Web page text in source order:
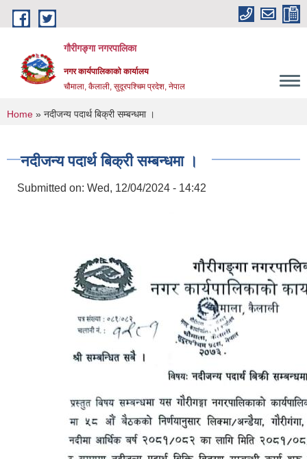
Skip to main content
गौरीगङ्गा नगरपालिका
नगर कार्यपालिकाको कार्यालय
चौमाला, कैलाली, सुदूरपश्चिम प्रदेश, नेपाल
You are here
Home » नदीजन्य पदार्थ बिक्री सम्बन्धमा ।
नदीजन्य पदार्थ बिक्री सम्बन्धमा ।
Submitted on: Wed, 12/04/2024 - 14:42